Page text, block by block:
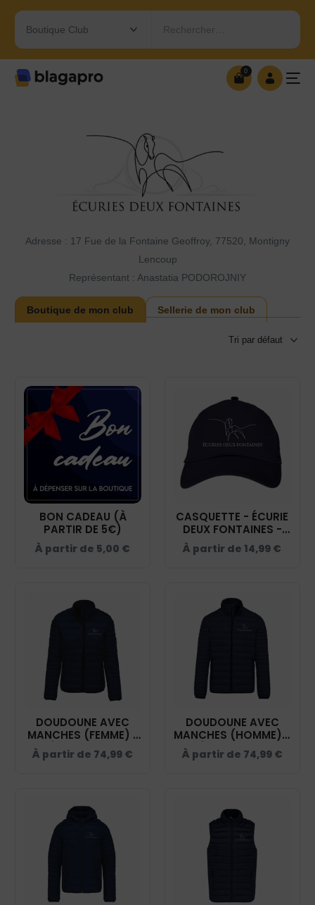
Rechercher…
0
Adresse : 17 Fue de la Fontaine Geoffroy, 77520, Montigny
Lencoup
Représentant : Anastatia PODOROJNIY
Boutique de mon club Sellerie de mon club
BON CADEAU (À
PARTIR DE 5€)
À partir de 5,00 €
CASQUETTE - ÉCURIE
DEUX FONTAINES -
NAVY - BF015
À partir de 14,99 €
DOUDOUNE AVEC
MANCHES (FEMME) -
ÉCURIE DEUX
FONTAINES - NAVY -
À partir de 74,99 €
DOUDOUNE AVEC
MANCHES (HOMME) -
ÉCURIE DEUX
FONTAINES - NAVY-
À partir de 74,99 €